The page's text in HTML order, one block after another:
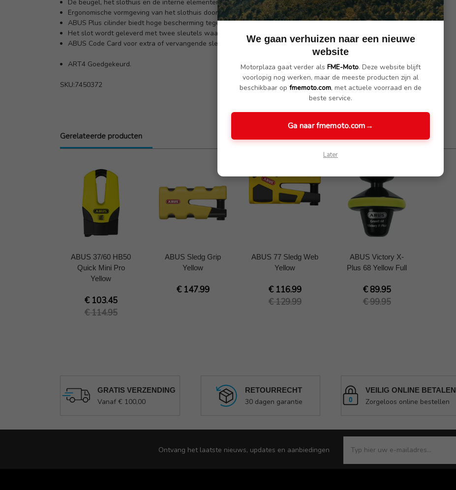
De beugel, het slothuis en de interne elementen van het slotmechanisme zijn gemaakt van gehard speciaalstaal
Ergonomische vormgeving van het slothuis door rubber inlays geven een goede hamdeling
ABUS Plus cilinder biedt hoge bescherming tegen manipulatie, b.v. picking
Het slot wordt geleverd met twee sleutels waarvan één met LED verlichting
ABUS Code Card voor extra of vervangende sleutel
ART4 Goedgekeurd.
SKU:7450372
Gerelateerde producten
ABUS 37/60 HB50
Quick Mini Pro
Yellow
€ 103.45
€ 114.95
ABUS Sledg Grip
Yellow
€ 147.99
ABUS 77 Sledg Web
Yellow
€ 116.99
€ 129.99
ABUS Victory X-
Plus 68 Yellow Full
€ 89.95
€ 99.95
GRATIS VERZENDING
Vanaf € 100,00
RETOURRECHT
30 dagen garantie
VEILIG ONLINE BETALEN
Zorgeloos online bestellen
Ontvang het laatste nieuws, updates en aanbiedingen
We gaan verhuizen naar een nieuwe
website
Motorplaza gaat verder als FME-Moto. Deze website blijft
voorlopig nog werken, maar de meeste producten zijn al
beschikbaar op fmemoto.com, met actuele voorraad en de
beste service.
Ga naar fmemoto.com→
Later